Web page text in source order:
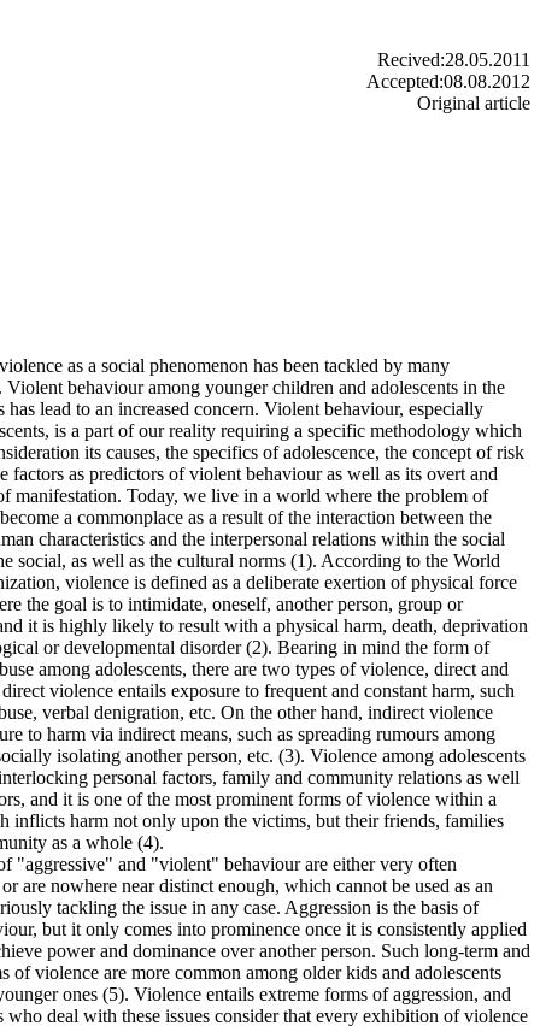
Recived:28.05.2011
Accepted:08.08.2012
Original article
as a social phenomenon has been tackled by many
Violent behaviour among younger children and adolescents in the
has lead to an increased concern. Violent behaviour, especially
is a part of our reality requiring a specific methodology which
its causes, the specifics of adolescence, the concept of risk
factors as predictors of violent behaviour as well as its overt and
manifestation. Today, we live in a world where the problem of
a commonplace as a result of the interaction between the
characteristics and the interpersonal relations within the social
social, as well as the cultural norms (1). According to the World
violence is defined as a deliberate exertion of physical force
the goal is to intimidate, oneself, another person, group or
it is highly likely to result with a physical harm, death, deprivation
or developmental disorder (2). Bearing in mind the form of
among adolescents, there are two types of violence, direct and
violence entails exposure to frequent and constant harm, such
verbal denigration, etc. On the other hand, indirect violence
to harm via indirect means, such as spreading rumours among
isolating another person, etc. (3). Violence among adolescents
personal factors, family and community relations as well
and it is one of the most prominent forms of violence within a
inflicts harm not only upon the victims, but their friends, families
as a whole (4).
"aggressive" and "violent" behaviour are either very often
are nowhere near distinct enough, which cannot be used as an
tackling the issue in any case. Aggression is the basis of
but it only comes into prominence once it is consistently applied
power and dominance over another person. Such long-term and
of violence are more common among older kids and adolescents
ones (5). Violence entails extreme forms of aggression, and
who deal with these issues consider that every exhibition of violence